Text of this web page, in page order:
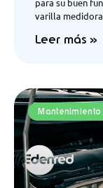
para su buen
varilla
Leer más »
Mantenimiento